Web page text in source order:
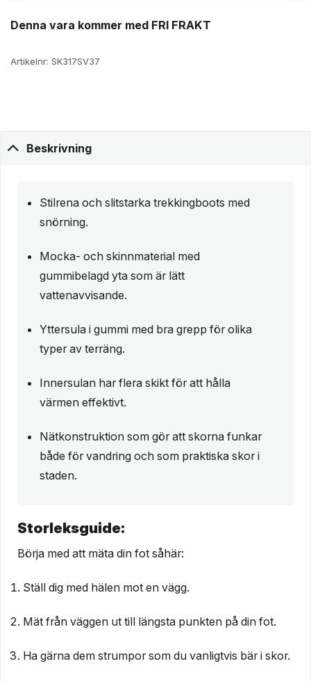
Denna vara kommer med FRI FRAKT
Artikelnr: SK317SV37
Beskrivning
Stilrena och slitstarka trekkingboots med
snörning.
Mocka- och skinnmaterial med
gummibelagd yta som är lätt
vattenavvisande.
Yttersula i gummi med bra grepp för olika
typer av terräng.
Innersulan har flera skikt för att hålla
värmen effektivt.
Nätkonstruktion som gör att skorna funkar
både för vandring och som praktiska skor i
staden.
Storleksguide:
Börja med att mäta din fot såhär:
Ställ dig med hälen mot en vägg.
Mät från väggen ut till längsta punkten på din fot.
Ha gärna dem strumpor som du vanligtvis bär i skor.